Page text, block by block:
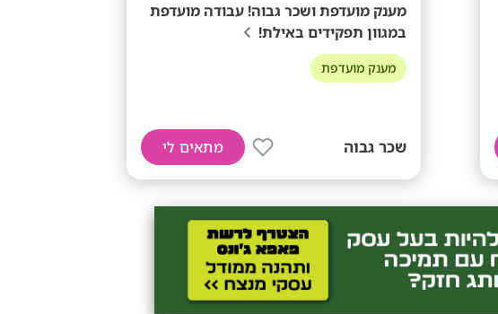
מענק מועדפת ושכר גבוה! עבודה מועדפת
במגוון תפקידים באילת!
מענק מועדפת
שכר גבוה מתאים לי